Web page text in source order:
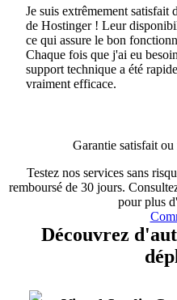
Je suis extrêmement satisfait
de Hostinger ! Leur
ce qui assure le bon
Chaque fois que j'ai eu
support technique a été
vraiment efficace.
Garantie satisfait
Testez nos services sans
remboursé de 30 jours.
pour plus
Découvrez